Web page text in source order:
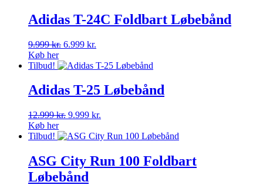
7.999 kr..5.999 kr..
Adidas T-24C Foldbart Løbebånd
9.999kr. Den
pris
9.999 kr..
6.999 kr.
pris
6.999 kr..
Køb her
Tilbud!
Adidas T-25 Løbebånd
12.999kr. Den
pris
12.999 kr..
9.999 kr.
pris
9.999 kr..
Køb her
Tilbud!
ASG City Run 100 Foldbart
Løbebånd